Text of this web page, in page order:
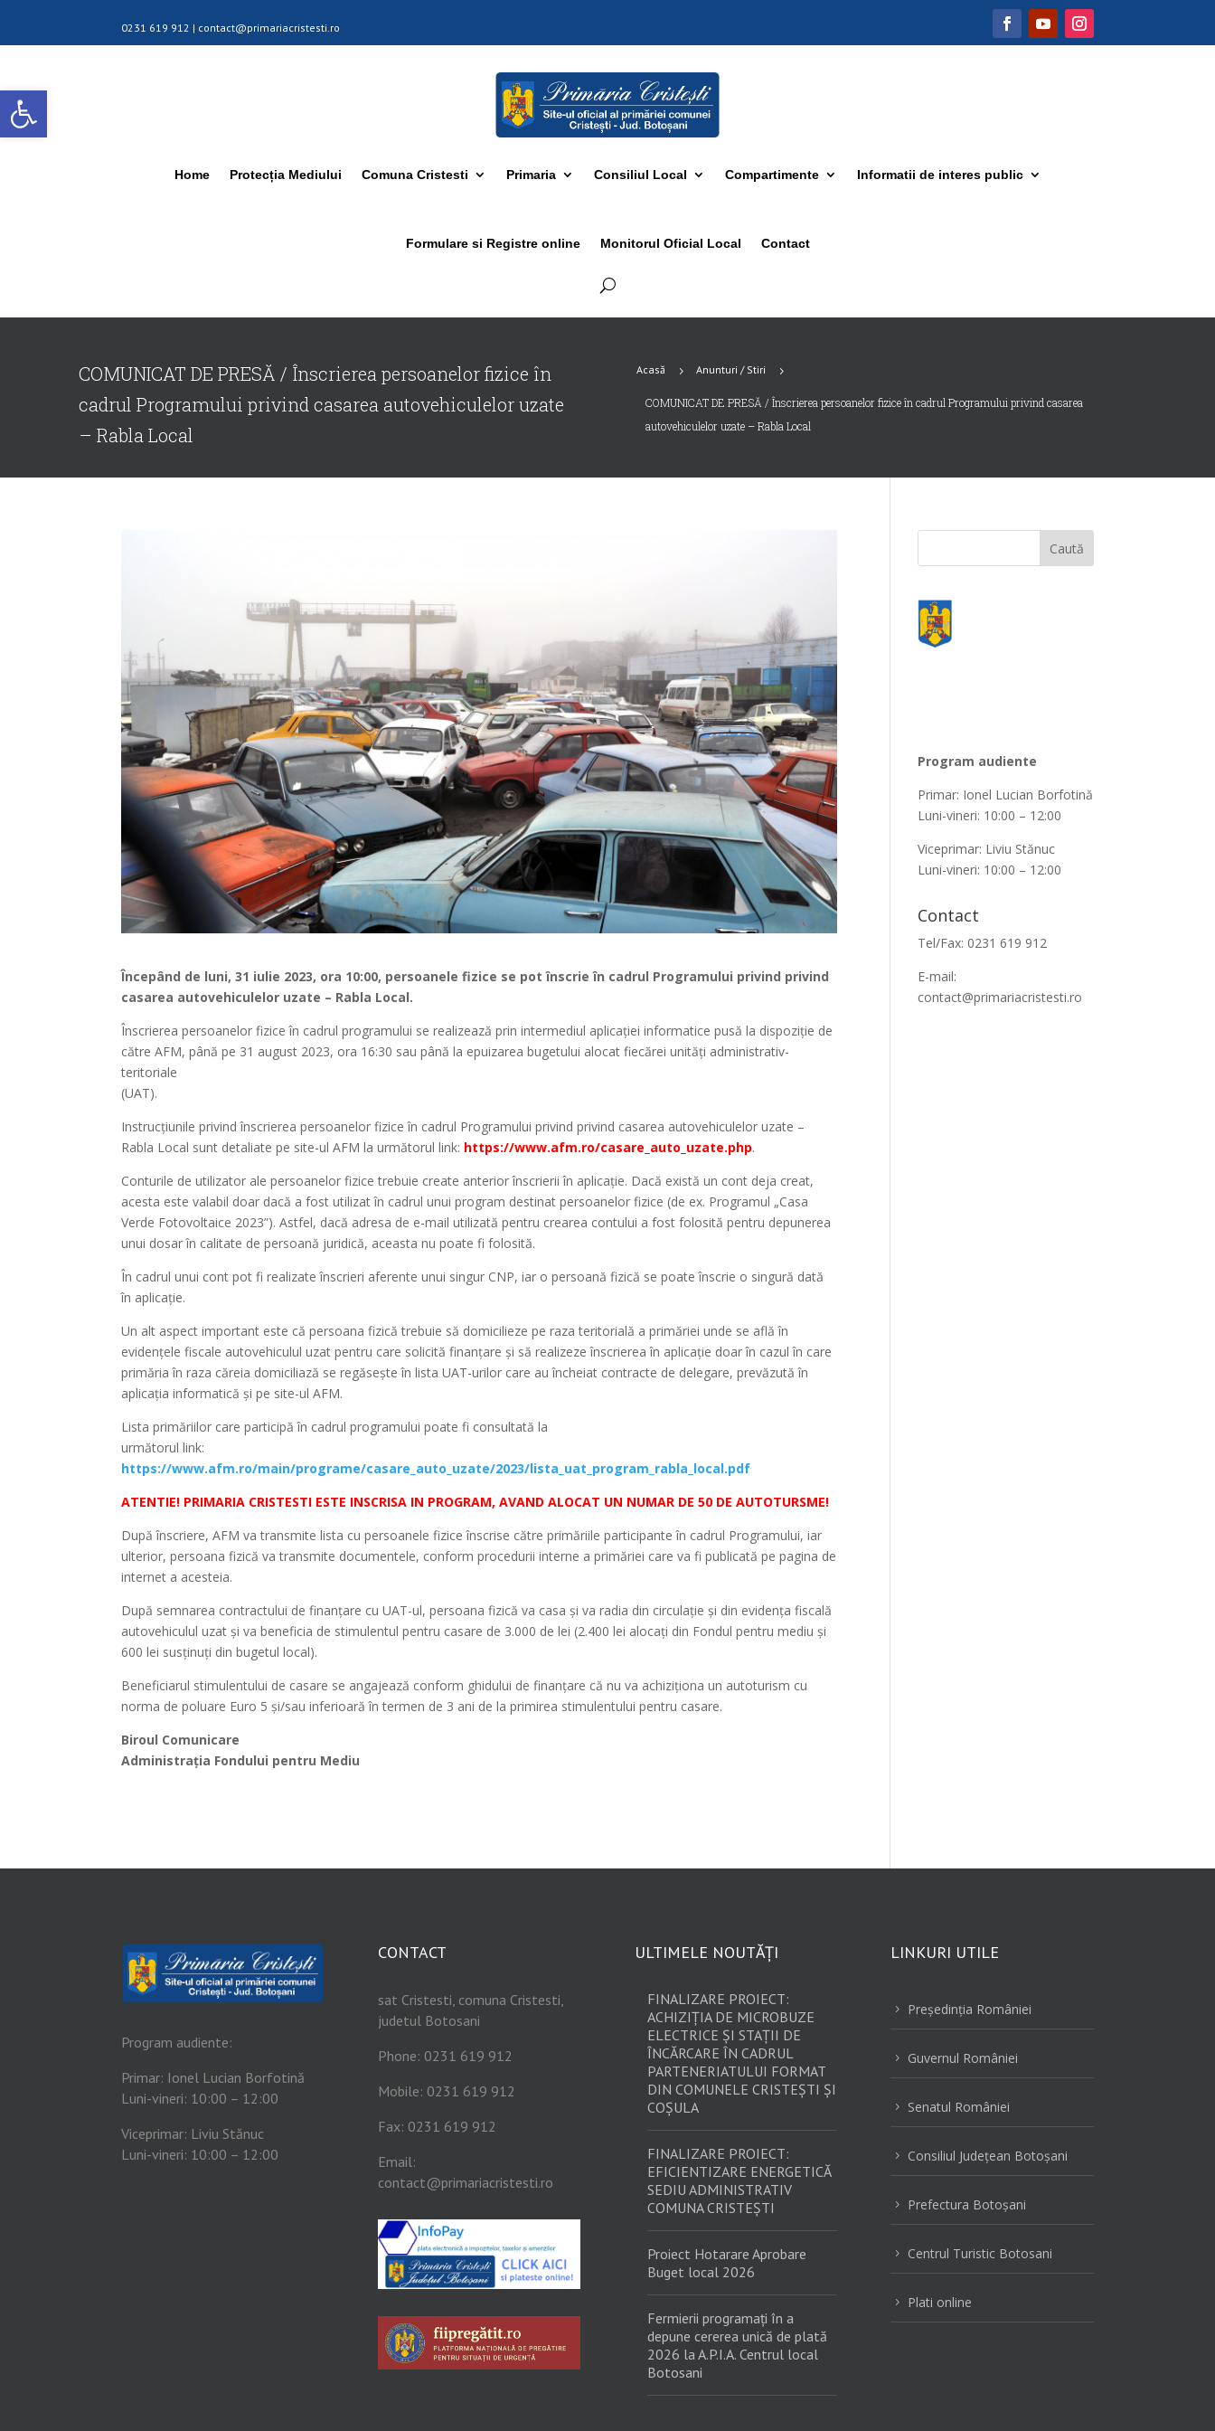
Deschide bara de unelte
0231 619 912 | contact@primariacristesti.ro
Home Protecția Mediului Comuna Cristesti Primaria Consiliul Local Compartimente Informatii de interes public
Formulare si Registre online Monitorul Oficial Local Contact
COMUNICAT DE PRESĂ / Înscrierea persoanelor fizice în
cadrul Programului privind casarea autovehiculelor uzate
– Rabla Local
Acasă 5 Anunturi / Stiri 5
COMUNICAT DE PRESĂ / Înscrierea persoanelor fizice în cadrul Programului privind casarea
autovehiculelor uzate – Rabla Local
Începând de luni, 31 iulie 2023, ora 10:00, persoanele fizice se pot înscrie în cadrul Programului privind privind
casarea autovehiculelor uzate – Rabla Local.
Înscrierea persoanelor fizice în cadrul programului se realizează prin intermediul aplicației informatice pusă la dispoziție de
către AFM, până pe 31 august 2023, ora 16:30 sau până la epuizarea bugetului alocat fiecărei unități administrativ-
teritoriale
(UAT).
Instrucțiunile privind înscrierea persoanelor fizice în cadrul Programului privind privind casarea autovehiculelor uzate –
Rabla Local sunt detaliate pe site-ul AFM la următorul link: https://www.afm.ro/casare_auto_uzate.php.
Conturile de utilizator ale persoanelor fizice trebuie create anterior înscrierii în aplicație. Dacă există un cont deja creat,
acesta este valabil doar dacă a fost utilizat în cadrul unui program destinat persoanelor fizice (de ex. Programul „Casa
Verde Fotovoltaice 2023”). Astfel, dacă adresa de e-mail utilizată pentru crearea contului a fost folosită pentru depunerea
unui dosar în calitate de persoană juridică, aceasta nu poate fi folosită.
În cadrul unui cont pot fi realizate înscrieri aferente unui singur CNP, iar o persoană fizică se poate înscrie o singură dată
în aplicație.
Un alt aspect important este că persoana fizică trebuie să domicilieze pe raza teritorială a primăriei unde se află în
evidențele fiscale autovehiculul uzat pentru care solicită finanțare și să realizeze înscrierea în aplicație doar în cazul în care
primăria în raza căreia domiciliază se regăsește în lista UAT-urilor care au încheiat contracte de delegare, prevăzută în
aplicația informatică și pe site-ul AFM.
Lista primăriilor care participă în cadrul programului poate fi consultată la
următorul link:
https://www.afm.ro/main/programe/casare_auto_uzate/2023/lista_uat_program_rabla_local.pdf
ATENTIE! PRIMARIA CRISTESTI ESTE INSCRISA IN PROGRAM, AVAND ALOCAT UN NUMAR DE 50 DE AUTOTURSME!
După înscriere, AFM va transmite lista cu persoanele fizice înscrise către primăriile participante în cadrul Programului, iar
ulterior, persoana fizică va transmite documentele, conform procedurii interne a primăriei care va fi publicată pe pagina de
internet a acesteia.
După semnarea contractului de finanțare cu UAT-ul, persoana fizică va casa și va radia din circulație și din evidența fiscală
autovehiculul uzat și va beneficia de stimulentul pentru casare de 3.000 de lei (2.400 lei alocați din Fondul pentru mediu şi
600 lei susţinuți din bugetul local).
Beneficiarul stimulentului de casare se angajează conform ghidului de finanțare că nu va achiziţiona un autoturism cu
norma de poluare Euro 5 şi/sau inferioară în termen de 3 ani de la primirea stimulentului pentru casare.
Biroul Comunicare
Administrația Fondului pentru Mediu
Program audiente
Primar: Ionel Lucian Borfotină
Luni-vineri: 10:00 – 12:00
Viceprimar: Liviu Stănuc
Luni-vineri: 10:00 – 12:00
Contact
Tel/Fax: 0231 619 912
E-mail:
contact@primariacristesti.ro
Program audiente:
Primar: Ionel Lucian Borfotină
Luni-vineri: 10:00 – 12:00
Viceprimar: Liviu Stănuc
Luni-vineri: 10:00 – 12:00
CONTACT
sat Cristesti, comuna Cristesti,
judetul Botosani
Phone: 0231 619 912
Mobile: 0231 619 912
Fax: 0231 619 912
Email:
contact@primariacristesti.ro
ULTIMELE NOUTĂȚI
FINALIZARE PROIECT:
ACHIZIȚIA DE MICROBUZE
ELECTRICE ȘI STAȚII DE
ÎNCĂRCARE ÎN CADRUL
PARTENERIATULUI FORMAT
DIN COMUNELE CRISTEȘTI ȘI
COȘULA
FINALIZARE PROIECT:
EFICIENTIZARE ENERGETICĂ
SEDIU ADMINISTRATIV
COMUNA CRISTEȘTI
Proiect Hotarare Aprobare
Buget local 2026
Fermierii programați în a
depune cererea unică de plată
2026 la A.P.I.A. Centrul local
Botosani
LINKURI UTILE
5 Preşedinţia României
5 Guvernul României
5 Senatul României
5 Consiliul Judeţean Botoşani
5 Prefectura Botoşani
5 Centrul Turistic Botosani
5 Plati online